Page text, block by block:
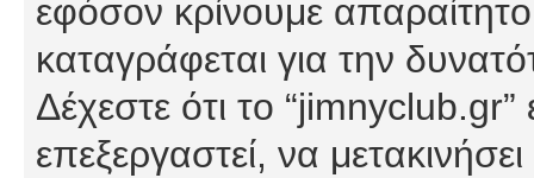
εφόσον κρίνουμε
καταγράφεται για την
Δέχεστε ότι το
επεξεργαστεί, να